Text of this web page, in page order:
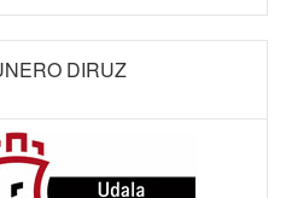
DIRUZ